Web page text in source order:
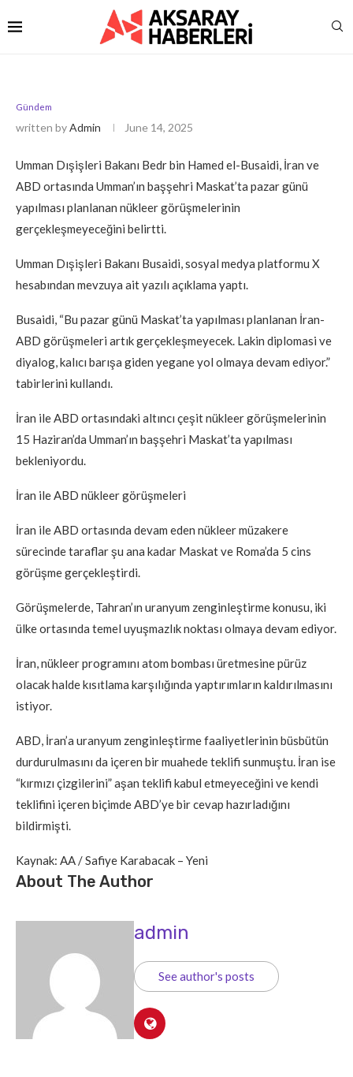
Gündem
written byAdmin June 14, 2025
Umman Dışişleri Bakanı Bedr bin Hamed el-Busaidi, İran ve
ABD ortasında Umman’ın başşehri Maskat’ta pazar günü
yapılması planlanan nükleer görüşmelerinin
gerçekleşmeyeceğini belirtti.
Umman Dışişleri Bakanı Busaidi, sosyal medya platformu X
hesabından mevzuya ait yazılı açıklama yaptı.
Busaidi, “Bu pazar günü Maskat’ta yapılması planlanan İran-
ABD görüşmeleri artık gerçekleşmeyecek. Lakin diplomasi ve
diyalog, kalıcı barışa giden yegane yol olmaya devam ediyor.”
tabirlerini kullandı.
İran ile ABD ortasındaki altıncı çeşit nükleer görüşmelerinin
15 Haziran’da Umman’ın başşehri Maskat’ta yapılması
bekleniyordu.
İran ile ABD nükleer görüşmeleri
İran ile ABD ortasında devam eden nükleer müzakere
sürecinde taraflar şu ana kadar Maskat ve Roma’da 5 cins
görüşme gerçekleştirdi.
Görüşmelerde, Tahran’ın uranyum zenginleştirme konusu, iki
ülke ortasında temel uyuşmazlık noktası olmaya devam ediyor.
İran, nükleer programını atom bombası üretmesine pürüz
olacak halde kısıtlama karşılığında yaptırımların kaldırılmasını
istiyor.
ABD, İran’a uranyum zenginleştirme faaliyetlerinin büsbütün
durdurulmasını da içeren bir muahede teklifi sunmuştu. İran ise
“kırmızı çizgilerini” aşan teklifi kabul etmeyeceğini ve kendi
teklifini içeren biçimde ABD’ye bir cevap hazırladığını
bildirmişti.
Kaynak: AA / Safiye Karabacak – Yeni
About The Author
admin
See author's posts